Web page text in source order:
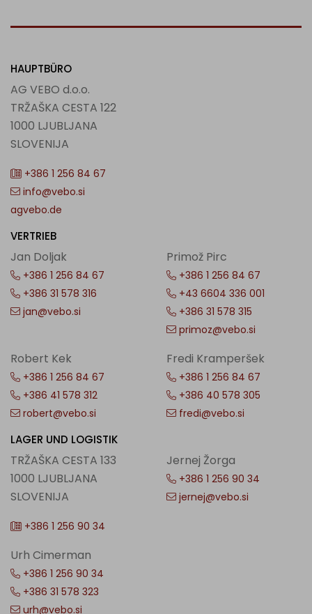
HAUPTBÜRO
AG VEBO d.o.o.
TRŽAŠKA CESTA 122
1000 LJUBLJANA
SLOVENIJA
+386 1 256 84 67
info@vebo.si
agvebo.de
VERTRIEB
Jan Doljak
+386 1 256 84 67
+386 31 578 316
jan@vebo.si
Primož Pirc
+386 1 256 84 67
+43 6604 336 001
+386 31 578 315
primoz@vebo.si
Robert Kek
+386 1 256 84 67
+386 41 578 312
robert@vebo.si
Fredi Kramperšek
+386 1 256 84 67
+386 40 578 305
fredi@vebo.si
LAGER UND LOGISTIK
TRŽAŠKA CESTA 133
1000 LJUBLJANA
SLOVENIJA
+386 1 256 90 34
Urh Cimerman
+386 1 256 90 34
+386 31 578 323
urh@vebo.si
Jernej Žorga
+386 1 256 90 34
jernej@vebo.si